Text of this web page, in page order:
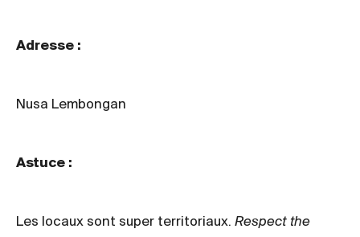
Adresse :
Nusa Lembongan
Astuce :
Les locaux sont super territoriaux. Respect the